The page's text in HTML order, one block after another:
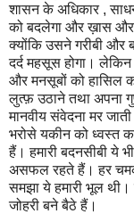
शासन के अधिकार ,
को बदलेगा और ख़ास और
क्योंकि उसने गरीबी और
दर्द महसूस होगा।
और मनसूबों को हासिल
लुत्फ़ उठाने तथा अपना
मानवीय संवेदना मर
भरोसे यकीन को ध्वस्त
हैं। हमारी बदनसीबी ये
असफल रहते हैं। हर
समझा ये हमारी भूल
जोहरी बने बैठे हैं।